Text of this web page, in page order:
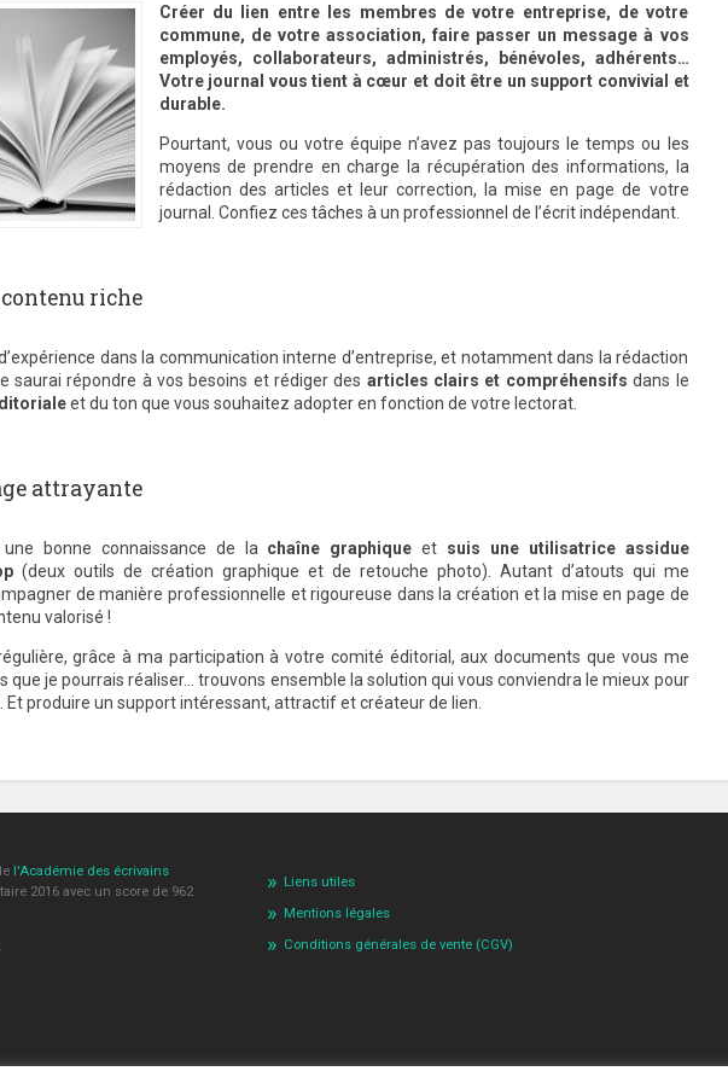
Créer du lien entre les membres de votre entreprise, de votre
commune, de votre association, faire passer un message à vos
employés, collaborateurs, administrés, bénévoles, adhérents…
Votre journal vous tient à cœur et doit être un support convivial et
durable.
Pourtant, vous ou votre équipe n’avez pas toujours le temps ou les
moyens de prendre en charge la récupération des informations, la
rédaction des articles et leur correction, la mise en page de votre
journal. Confiez ces tâches à un professionnel de l’écrit indépendant.
riche
dans la communication interne d’entreprise, et notamment dans la rédaction
saurai répondre à vos besoins et rédiger des articles clairs et compréhensifs dans le
et du ton que vous souhaitez adopter en fonction de votre lectorat.
attrayante
bonne connaissance de la chaîne graphiqueet suis une utilisatrice assidue
(deux outils de création graphique et de retouche photo). Autant d’atouts qui me
de manière professionnelle et rigoureuse dans la création et la mise en page de
valorisé !
grâce à ma participation à votre comité éditorial, aux documents que vous me
que je pourrais réaliser… trouvons ensemble la solution qui vous conviendra le mieux pour
Et produire un support intéressant, attractif et créateur de lien.
l'Académie des écrivains
2016 avec un score de 962
Liens utiles
Mentions légales
Conditions générales de vente (CGV)